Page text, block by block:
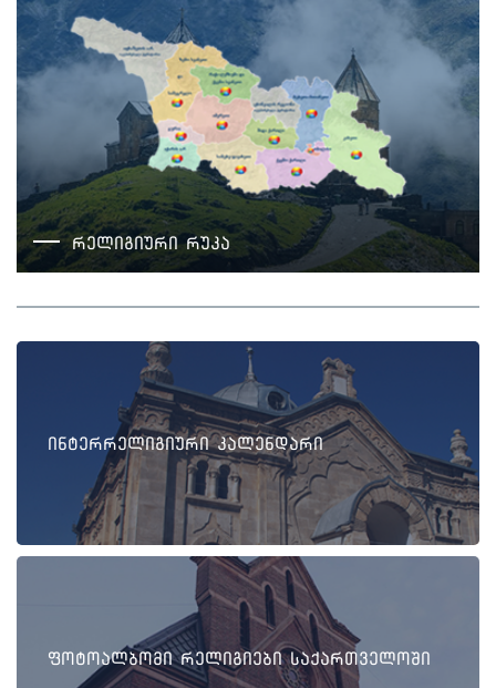
რელიგიური რუკა
ინტერრელიგიური კალენდარი
ფოტოალბომი რელიგიები საქართველოში